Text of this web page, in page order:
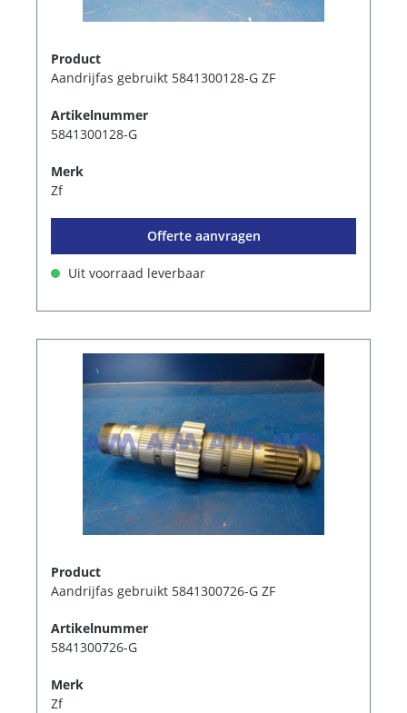
Product
Aandrijfas gebruikt 5841300128-G ZF
Artikelnummer
5841300128-G
Merk
Zf
Offerte aanvragen
Uit voorraad leverbaar
Product
Aandrijfas gebruikt 5841300726-G ZF
Artikelnummer
5841300726-G
Merk
Zf